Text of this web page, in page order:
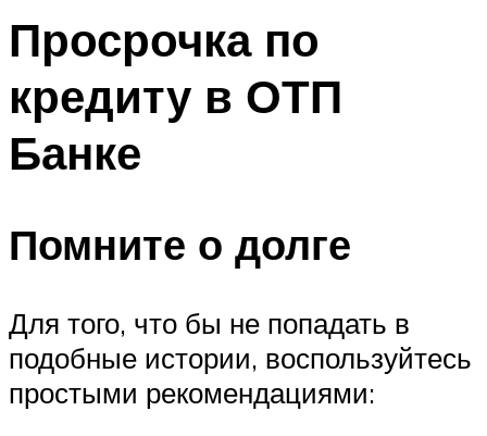
Просрочка по
кредиту в ОТП
Банке
Помните о долге
Для того, что бы не попадать в
подобные истории, воспользуйтесь
простыми рекомендациями: